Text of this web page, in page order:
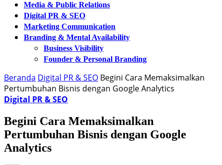
Media & Public Relations
Digital PR & SEO
Marketing Communication
Branding & Mental Availability
Business Visibility
Founder & Personal Branding
Beranda Digital PR & SEO Begini Cara Memaksimalkan
Pertumbuhan Bisnis dengan Google Analytics
Digital PR & SEO
Begini Cara Memaksimalkan
Pertumbuhan Bisnis dengan Google
Analytics